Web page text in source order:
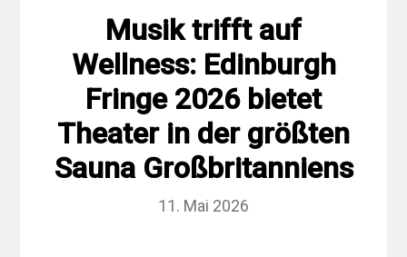
Musik trifft auf
Wellness: Edinburgh
Fringe 2026 bietet
Theater in der größten
Sauna Großbritanniens
11. Mai 2026